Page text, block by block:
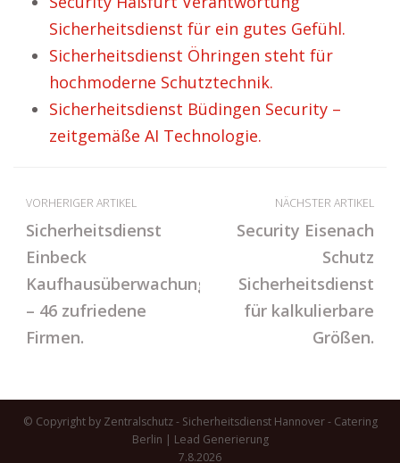
Sicherheitsdienst für ein gutes Gefühl.
Sicherheitsdienst Öhringen steht für
hochmoderne Schutztechnik.
Sicherheitsdienst Büdingen Security –
zeitgemäße AI Technologie.
VORHERIGER ARTIKEL
Sicherheitsdienst
Einbeck
Kaufhausüberwachung
– 46 zufriedene
Firmen.
NÄCHSTER ARTIKEL
Security Eisenach
Schutz
Sicherheitsdienst
für kalkulierbare
Größen.
© Copyright by Zentralschutz - Sicherheitsdienst Hannover - Catering
Berlin | Lead Generierung
7.8.2026